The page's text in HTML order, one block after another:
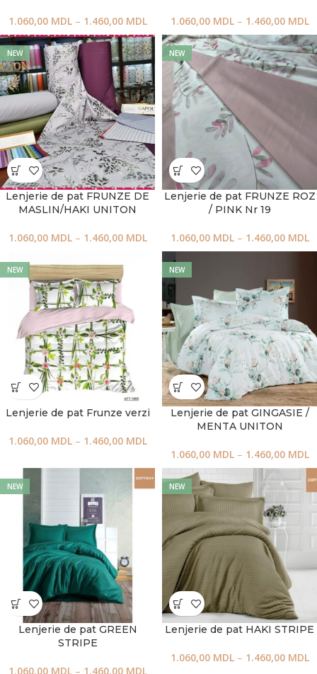
1.060,00 MDL – 1.460,00 MDL 1.060,00 MDL – 1.460,00 MDL
NEW
Lenjerie de pat FRUNZE DE
MASLIN/HAKI UNITON
1.060,00 MDL – 1.460,00 MDL
NEW
Lenjerie de pat FRUNZE ROZ
/ PINK Nr 19
1.060,00 MDL – 1.460,00 MDL
NEW
Lenjerie de pat Frunze verzi
1.060,00 MDL – 1.460,00 MDL
NEW
Lenjerie de pat GINGASIE /
MENTA UNITON
1.060,00 MDL – 1.460,00 MDL
NEW
Lenjerie de pat GREEN
STRIPE
1.060,00 MDL – 1.460,00 MDL
NEW
Lenjerie de pat HAKI STRIPE
1.060,00 MDL – 1.460,00 MDL